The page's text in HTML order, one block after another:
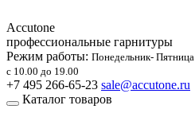
Accutone
профессиональные гарнитуры
Режим работы: Понедельник- Пятница
с 10.00 до 19.00
+7 495 266-65-23 sale@accutone.ru
Каталог товаров